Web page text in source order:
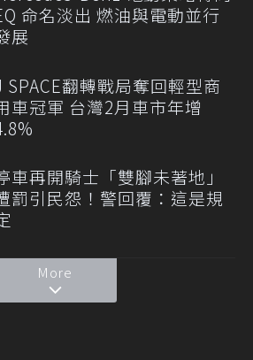
命名淡出 燃油與電動並行
展
SPACE翻轉戰局奪回輕型商
車冠軍 台灣2月車市年增
車再開騎士「雙腳未著地」
罰引民怨！警回覆：這是規
More